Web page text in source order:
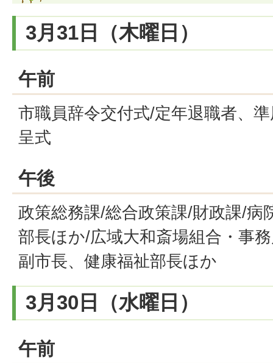
3月31日（木曜日）
午前
市職員辞令交付式/定年退職者、
呈式
午後
政策総務課/総合政策課/財政課/病
部長ほか/広域大和斎場組合・事
副市長、健康福祉部長ほか
3月30日（水曜日）
午前